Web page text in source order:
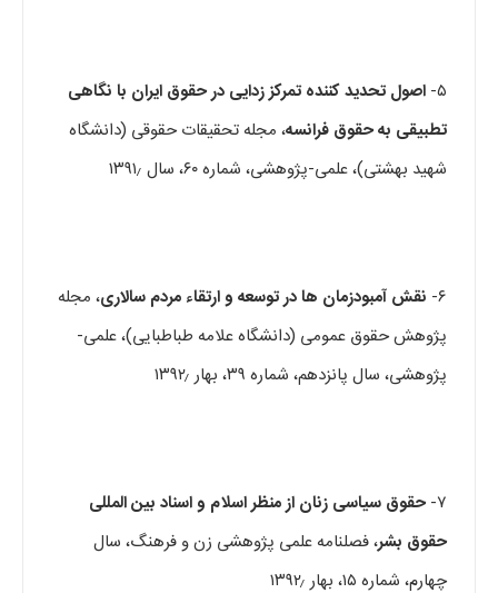
۵- اصول تحدید کننده تمرکز زدایی در حقوق ایران با نگاهی
تطبیقی به حقوق فرانسه، مجله تحقیقات حقوقی (دانشگاه
شهید بهشتی)، علمی-پژوهشی، شماره ۶۰، سال ۱۳۹۱٫
۶- نقش آمبودزمان ها در توسعه و ارتقاء مردم سالاری، مجله
پژوهش حقوق عمومی (دانشگاه علامه طباطبایی)، علمی-
پژوهشی، سال پانزدهم، شماره ۳۹، بهار ۱۳۹۲٫
۷- حقوق سیاسی زنان از منظر اسلام و اسناد بین المللی
حقوق بشر، فصلنامه علمی پژوهشی زن و فرهنگ، سال
چهارم، شماره ۱۵، بهار ۱۳۹۲٫